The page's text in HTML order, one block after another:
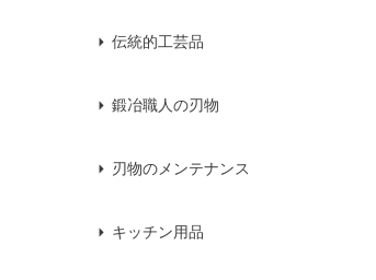
伝統的工芸品
鍛冶職人の刃物
刃物のメンテナンス
キッチン用品